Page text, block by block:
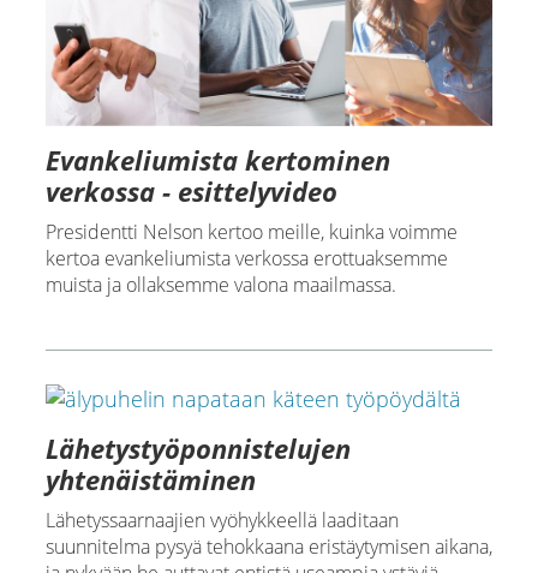
Evankeliumista kertominen
verkossa - esittelyvideo
Presidentti Nelson kertoo meille, kuinka voimme
kertoa evankeliumista verkossa erottuaksemme
muista ja ollaksemme valona maailmassa.
Lähetystyöponnistelujen
yhtenäistäminen
Lähetyssaarnaajien vyöhykkeellä laaditaan
suunnitelma pysyä tehokkaana eristäytymisen aikana,